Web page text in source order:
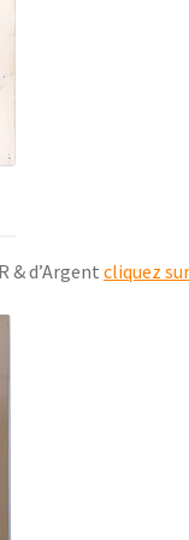
& d’Argentcliquez